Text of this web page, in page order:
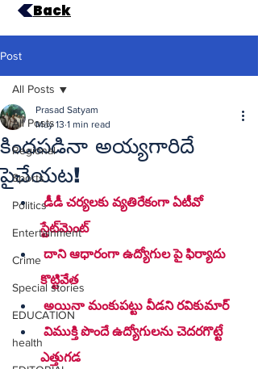
Back
Post
All Posts
Regional
Sports
Politics
Entertainment
Crime
Special stories
EDUCATION
health
All Posts
కిందపడినా అయ్యగారిదే
పైచేయట!
Prasad Satyam
May 13 1 min read
డీడీ చర్యలకు వ్యతిరేకంగా ఏటీవో
స్టేట్‌మెంట్
కొట్టివేత
అయినా మంకుపట్టు వీడని రవికుమార్
ఎత్తుగడ